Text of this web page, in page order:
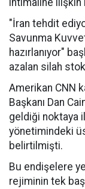
ihtimaline ilişkin
"İran tehdit
Savunma
hazırlanıyor"
azalan silah
Amerikan CNN
Başkanı Dan
geldiği noktaya
yönetimindeki
belirtilmişti.
Bu endişelere
rejiminin tek